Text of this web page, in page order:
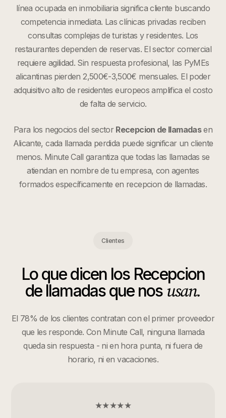
línea ocupada en inmobiliaria significa cliente buscando
competencia inmediata. Las clínicas privadas reciben
consultas complejas de turistas y residentes. Los
restaurantes dependen de reservas. El sector comercial
requiere agilidad. Sin respuesta profesional, las PyMEs
alicantinas pierden 2,500€-3,500€ mensuales. El poder
adquisitivo alto de residentes europeos amplifica el costo
de falta de servicio.
Para los negocios del sector Recepcion de llamadasen
Alicante, cada llamada perdida puede significar un cliente
menos. Minute Call garantiza que todas las llamadas se
atiendan en nombre de tu empresa, con agentes
formados específicamente en recepcion de llamadas.
Clientes
Lo que dicen los Recepcion
de llamadasque nos usan.
El 78% de los clientes contratan con el primer proveedor
que les responde. Con Minute Call, ninguna llamada
queda sin respuesta - ni en hora punta, ni fuera de
horario, ni en vacaciones.
★★★★★